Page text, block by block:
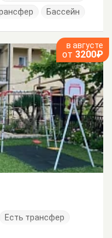
Бассейн
в августе
от 3200₽
Есть трансфер